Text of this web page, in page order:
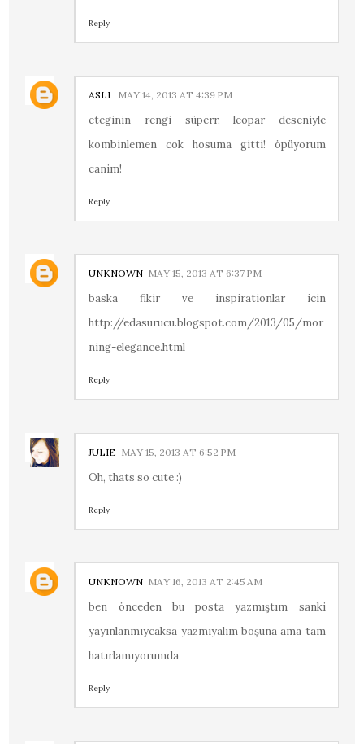
Reply
ASLI MAY 14, 2013 AT 4:39 PM
eteginin rengi süperr, leopar deseniyle
kombinlemen cok hosuma gitti! öpüyorum
canim!
Reply
UNKNOWN MAY 15, 2013 AT 6:37 PM
baska fikir ve inspirationlar icin
http://edasurucu.blogspot.com/2013/05/mor
ning-elegance.html
Reply
JULIE MAY 15, 2013 AT 6:52 PM
Oh, thats so cute :)
Reply
UNKNOWN MAY 16, 2013 AT 2:45 AM
ben önceden bu posta yazmıştım sanki
yayınlanmıycaksa yazmıyalım boşuna ama tam
hatırlamıyorumda
Reply